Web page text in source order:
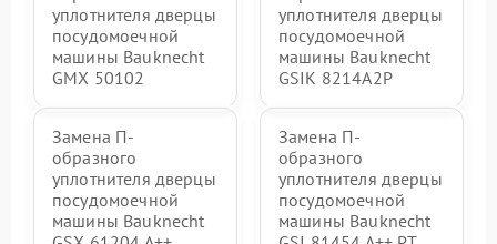
уплотнителя дверцы
посудомоечной
машины Bauknecht
GMX 50102
уплотнителя дверцы
посудомоечной
машины Bauknecht
GSIK 8214A2P
Замена П-
образного
уплотнителя дверцы
посудомоечной
машины Bauknecht
Замена П-
образного
уплотнителя дверцы
посудомоечной
машины Bauknecht